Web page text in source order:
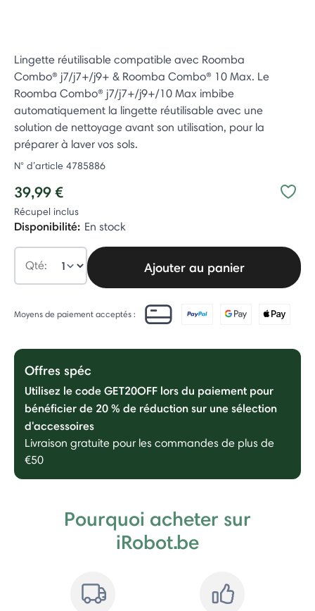
Lingette réutilisable compatible avec Roomba
Combo® j7/j7+/j9+ & Roomba Combo® 10 Max. Le
Roomba Combo® j7/j7+/j9+/10 Max imbibe
automatiquement la lingette réutilisable avec une
solution de nettoyage avant son utilisation, pour la
préparer à laver vos sols.
N° d’article 4785886
39,99 €
Récupel inclus
Disponibilité: En stock
Qté: Ajouter au panier
Moyens de paiement acceptés :
Offres spéc
Utilisez le code GET20OFF lors du paiement pour
bénéficier de 20 % de réduction sur une sélection
d'accessoires
Livraison gratuite pour les commandes de plus de
€50
Pourquoi acheter sur
iRobot.be